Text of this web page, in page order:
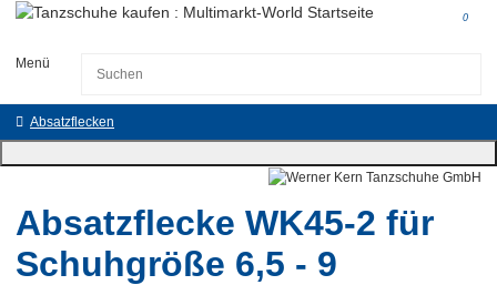
Menü
0
Absatzflecken
Absatzflecke WK45-2 für
Schuhgröße 6,5 - 9